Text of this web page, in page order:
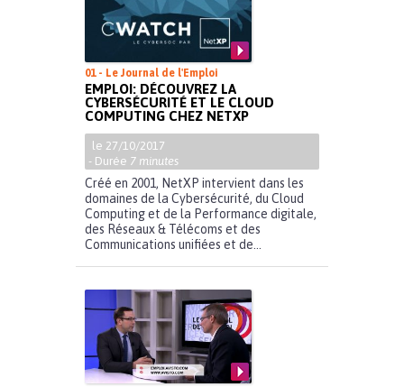
01 - Le Journal de l'Emploi
EMPLOI: DÉCOUVREZ LA
CYBERSÉCURITÉ ET LE CLOUD
COMPUTING CHEZ NETXP
le 27/10/2017
- Durée 7 minutes
Créé en 2001, NetXP intervient dans les
domaines de la Cybersécurité, du Cloud
Computing et de la Performance digitale,
des Réseaux & Télécoms et des
Communications unifiées et de...